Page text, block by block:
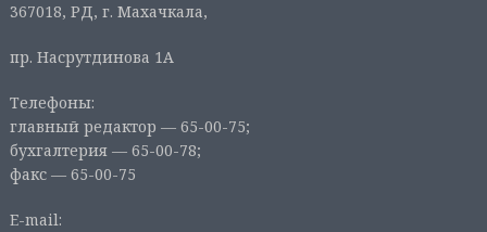
367018, РД, г. Махачкала,
пр. Насрутдинова 1А
Телефоны:
главный редактор — 65-00-75;
бухгалтерия — 65-00-78;
факс — 65-00-75
E-mail: